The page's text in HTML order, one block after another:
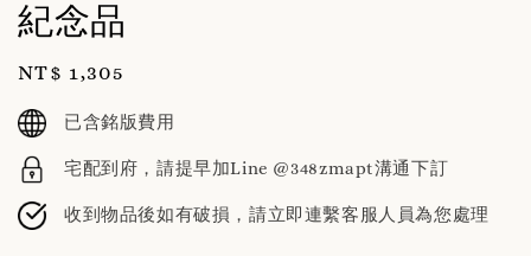
紀念品
Regular
price
NT$ 1,305
已含銘版費用
宅配到府，請提早加Line @348zmapt溝通下訂
收到物品後如有破損，請立即連繫客服人員為您處理